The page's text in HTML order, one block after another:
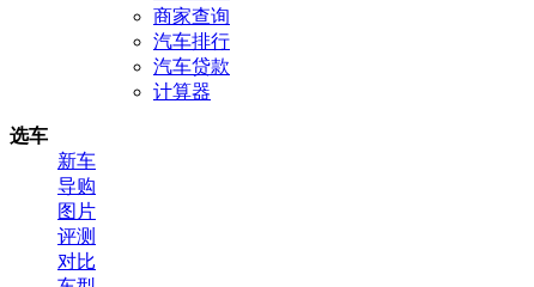
商家查询
汽车排行
汽车贷款
计算器
选车
新车
导购
图片
评测
对比